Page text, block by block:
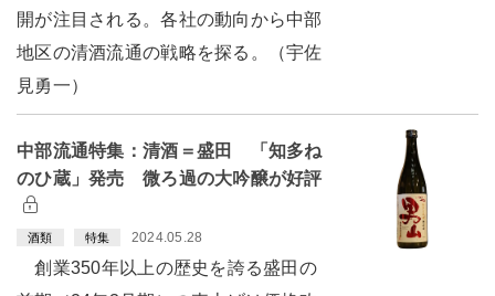
開が注目される。各社の動向から中部
地区の清酒流通の戦略を探る。（宇佐
見勇一）
中部流通特集：清酒＝盛田 「知多ね
のひ蔵」発売 微ろ過の大吟醸が好評
酒類 特集 2024.05.28
創業350年以上の歴史を誇る盛田の